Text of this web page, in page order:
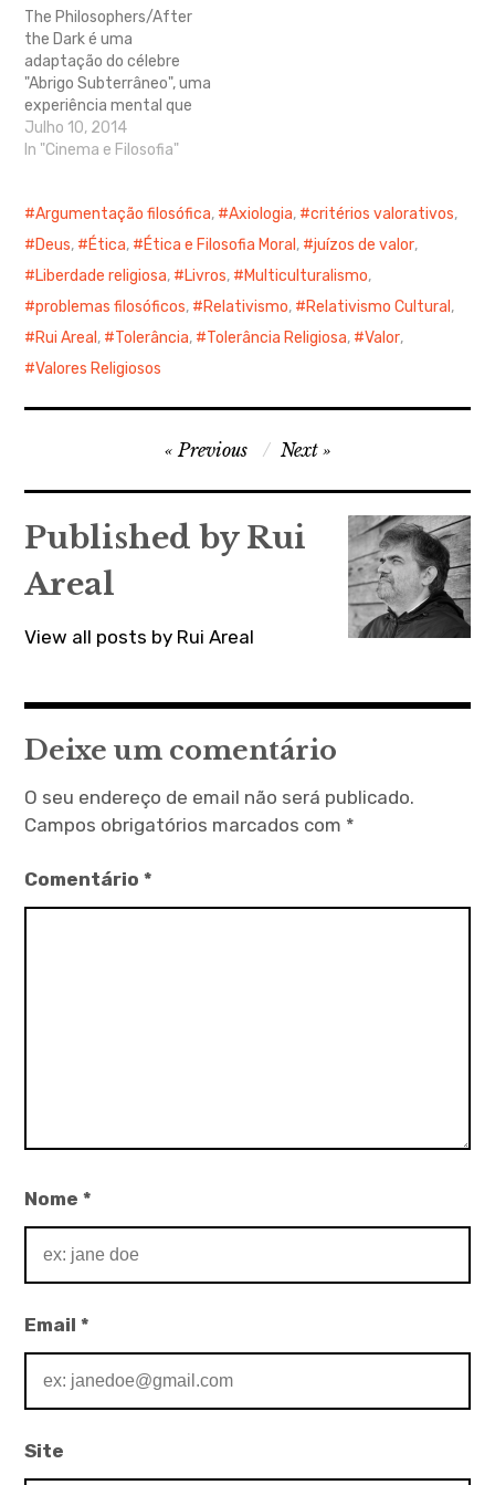
moralmente correcto?
Até que ponto as nossas
crenças afectam o…
The Philosophers/After
the Dark é uma
adaptação do célebre
"Abrigo Subterrâneo", uma
experiência mental que
coloca à prova as
convicções éticas de um
interessante para
explorar vários capítulos
filosofia dos 10.º e 11.º
anos, sobretudo na
Filosofia da Ação,…
Julho 10, 2014
In "Cinema e Filosofia"
Argumentação filosófica, Axiologia, critérios valorativos,
Deus, Ética, Ética e Filosofia Moral , juízos de valor,
Liberdade religiosa, Livros, Multiculturalismo,
problemas filosóficos, Relativismo, Relativismo Cultural ,
Rui Areal , Tolerância, Tolerância Religiosa, Valor,
Valores Religiosos
Navegação
de
artigos
Previous Next
Published by Rui
Areal
View all posts by Rui Areal
Deixe um comentário
O seu endereço de email não será publicado.
Campos obrigatórios marcados com *
Comentário*
Nome*
Email*
Site